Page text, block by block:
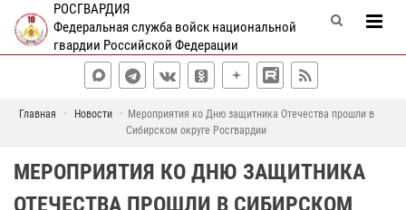
РОСГВАРДИЯ
Федеральная служба войск национальной
гвардии Российской Федерации
Главная Новости
Мероприятия ко Дню защитника Отечества прошли в
Сибирском округе Росгвардии
МЕРОПРИЯТИЯ КО ДНЮ ЗАЩИТНИКА
ОТЕЧЕСТВА ПРОШЛИ В СИБИРСКОМ